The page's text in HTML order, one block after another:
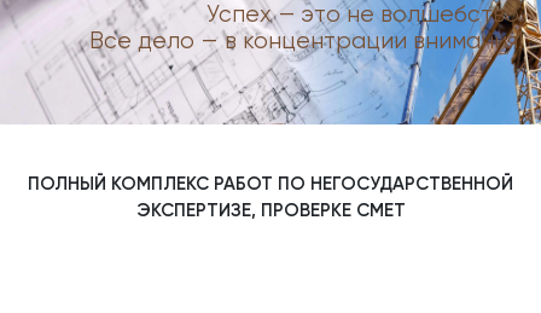
Успех — это не волшебство.
Все дело — в концентрации внимания!
ПОЛНЫЙ КОМПЛЕКС РАБОТ ПО НЕГОСУДАРСТВЕННОЙ
ЭКСПЕРТИЗЕ, ПРОВЕРКЕ СМЕТ